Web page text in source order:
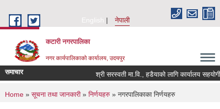
English
नेपाली
कटारी नगरपालिका
नगर कार्यपालिकाको कार्यालय, उदयपुर
समाचार श्री सरस्वती मा.वि., हडैयाको लागि कार्यालय
You are here
Home » सूचना तथा जानकारी» निर्णयहरु » नगरपालिकाका निर्णयहरु